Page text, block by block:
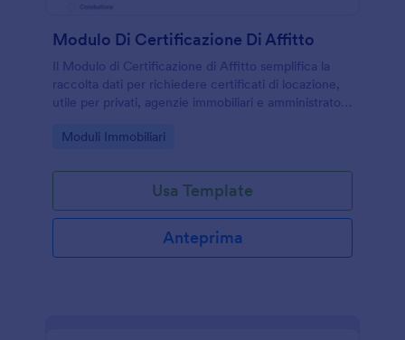
Modulo Di Certificazione Di Affitto
Il Modulo di Certificazione di Affitto semplifica la
raccolta dati per richiedere certificati di locazione,
utile per privati, agenzie immobiliari e amministratori
Go to Category:
Moduli Immobiliari
Usa Template
Anteprima